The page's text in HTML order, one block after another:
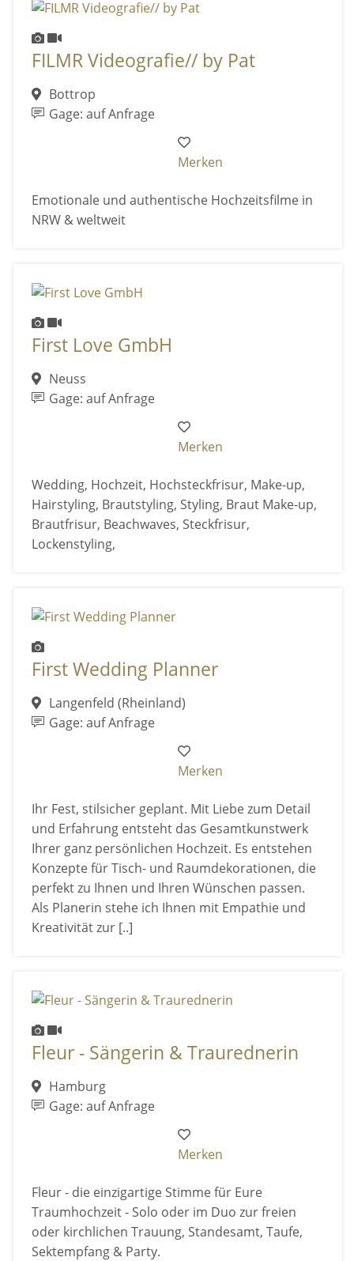
FILMR Videografie// by Pat
Bottrop
Gage: auf Anfrage
Merken
Emotionale und authentische Hochzeitsfilme in
NRW & weltweit
First Love GmbH
Neuss
Gage: auf Anfrage
Merken
Wedding, Hochzeit, Hochsteckfrisur, Make-up,
Hairstyling, Brautstyling, Styling, Braut Make-up,
Brautfrisur, Beachwaves, Steckfrisur,
Lockenstyling,
First Wedding Planner
Langenfeld (Rheinland)
Gage: auf Anfrage
Merken
Ihr Fest, stilsicher geplant. Mit Liebe zum Detail
und Erfahrung entsteht das Gesamtkunstwerk
Ihrer ganz persönlichen Hochzeit. Es entstehen
Konzepte für Tisch- und Raumdekorationen, die
perfekt zu Ihnen und Ihren Wünschen passen.
Als Planerin stehe ich Ihnen mit Empathie und
Kreativität zur [..]
Fleur - Sängerin & Traurednerin
Hamburg
Gage: auf Anfrage
Merken
Fleur - die einzigartige Stimme für Eure
Traumhochzeit - Solo oder im Duo zur freien
oder kirchlichen Trauung, Standesamt, Taufe,
Sektempfang & Party.